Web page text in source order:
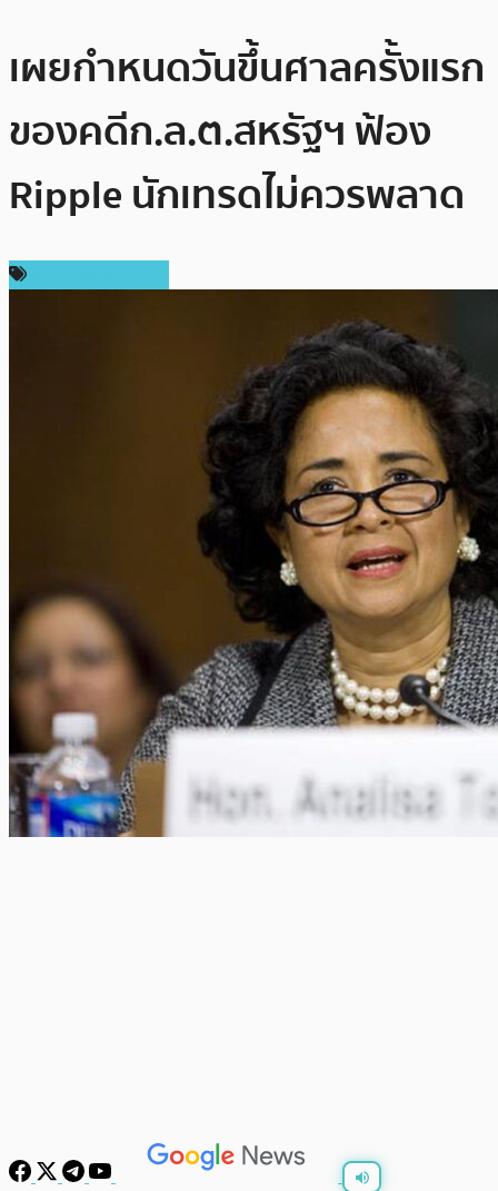
เผยกำหนดวันขึ้นศาลครั้งแรก
ของคดีก.ล.ต.สหรัฐฯ ฟ้อง
Ripple นักเทรดไม่ควรพลาด